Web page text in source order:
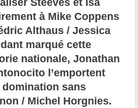
Steeves et Isa
à Mike Coppens
Althaus / Jessica
marqué cette
nationale, Jonathan
l’emportent
domination sans
/ Michel Horgnies.